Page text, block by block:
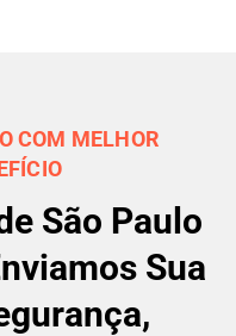
COM MELHOR
São Paulo
Sua